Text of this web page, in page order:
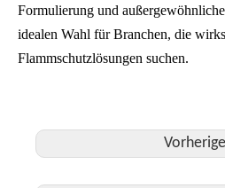
Formulierung und
idealen Wahl für Branchen, die
Flammschutzlösungen suchen.